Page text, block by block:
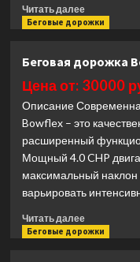
Читать далееПрочитать
больше
тренажер
Sportop
(Лучшая
цена)
Беговые дорожки
Беговая дорожка
Цена от: 30000
Описание
Bowflex – это
расширенный
Мощный 4.0 CHP
максимальный
варьировать
Читать далееПрочитать
больше
Беговые дорожки